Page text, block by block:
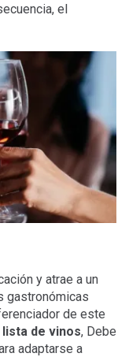
el
y atrae a un
gastronómicas
de este
lista de vinos, Debe
adaptarse a